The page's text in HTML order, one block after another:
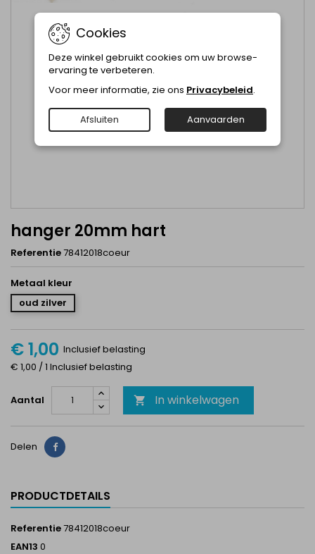
hanger 20mm hart
Referentie78412018coeur
Metaal kleur
oud zilver
€ 1,00 Inclusief belasting
€ 1,00 / 1 Inclusief belasting
Aantal  In winkelwagen
Delen Delen
PRODUCTDETAILS
Referentie78412018coeur
EAN13 0
Cookies
Deze winkel gebruikt cookies om uw browse-
ervaring te verbeteren.
Voor meer informatie, zie ons Privacybeleid.
Afsluiten Aanvaarden